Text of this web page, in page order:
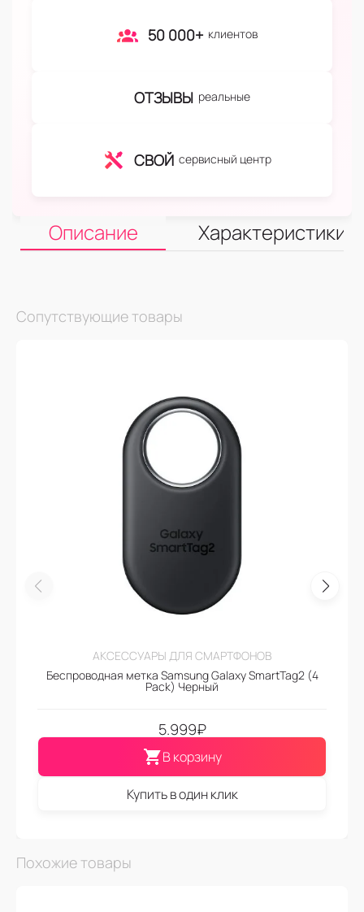
50 000+ клиентов
ОТЗЫВЫ реальные
СВОЙ сервисный центр
Описание Характеристики
Сопутствующие товары
АКСЕССУАРЫ ДЛЯ СМАРТФОНОВ
Беспроводная метка Samsung Galaxy SmartTag2 (4
Pack) Черный
5.999₽
В корзину
Купить в один клик
Похожие товары